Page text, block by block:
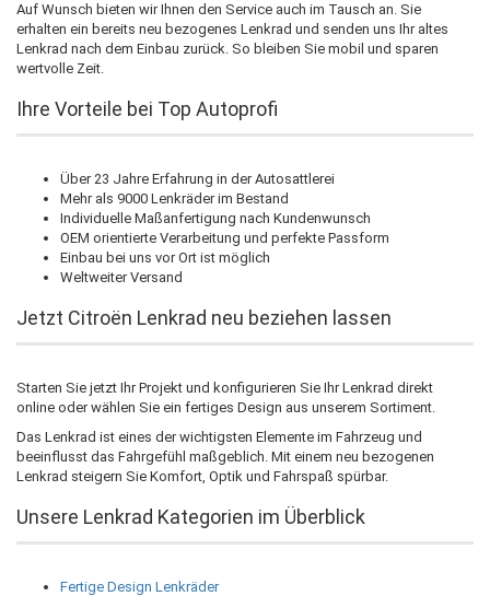
Auf Wunsch bieten wir Ihnen den Service auch im Tausch an. Sie
erhalten ein bereits neu bezogenes Lenkrad und senden uns Ihr altes
Lenkrad nach dem Einbau zurück. So bleiben Sie mobil und sparen
wertvolle Zeit.
Ihre Vorteile bei Top Autoprofi
Über 23 Jahre Erfahrung in der Autosattlerei
Mehr als 9000 Lenkräder im Bestand
Individuelle Maßanfertigung nach Kundenwunsch
OEM orientierte Verarbeitung und perfekte Passform
Einbau bei uns vor Ort ist möglich
Weltweiter Versand
Jetzt Citroën Lenkrad neu beziehen lassen
Starten Sie jetzt Ihr Projekt und konfigurieren Sie Ihr Lenkrad direkt
online oder wählen Sie ein fertiges Design aus unserem Sortiment.
Das Lenkrad ist eines der wichtigsten Elemente im Fahrzeug und
beeinflusst das Fahrgefühl maßgeblich. Mit einem neu bezogenen
Lenkrad steigern Sie Komfort, Optik und Fahrspaß spürbar.
Unsere Lenkrad Kategorien im Überblick
Fertige Design Lenkräder